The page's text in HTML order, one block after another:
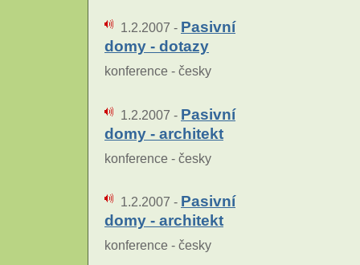
1.2.2007 - Pasivní
domy - dotazy
konference - česky
1.2.2007 - Pasivní
domy - architekt
konference - česky
1.2.2007 - Pasivní
domy - architekt
konference - česky